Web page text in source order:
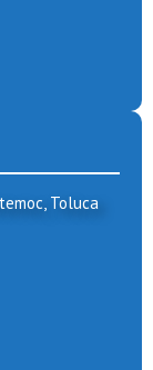
Toluca